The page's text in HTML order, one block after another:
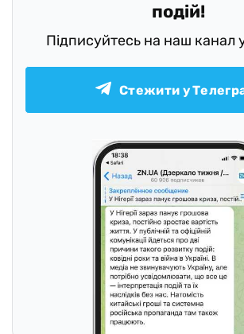
подій!
Підписуйтесь на наш канал
Стежити у